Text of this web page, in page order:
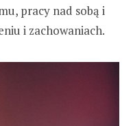
pracy nad sobą i
i zachowaniach.